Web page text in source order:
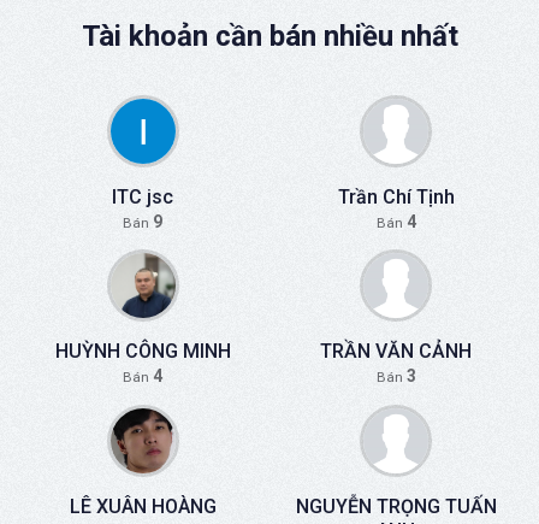
Tài khoản cần bán nhiều nhất
ITC jsc
Bán 9
Trần Chí Tịnh
Bán 4
HUỲNH CÔNG MINH
Bán 4
TRẦN VĂN CẢNH
Bán 3
LÊ XUÂN HOÀNG
NGUYỄN TRỌNG TUẤN